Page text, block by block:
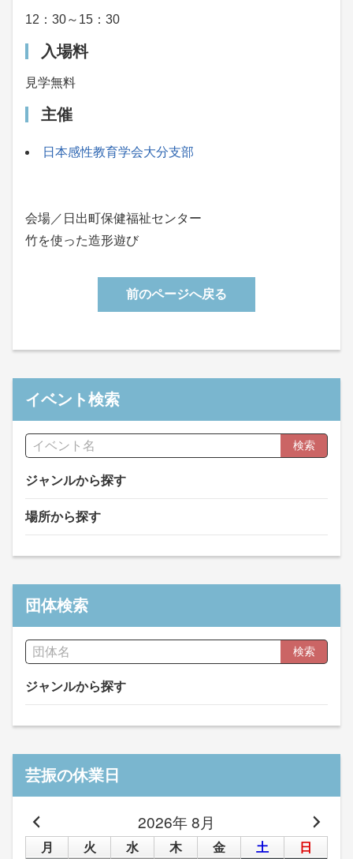
12：30～15：30
入場料
見学無料
主催
日本感性教育学会大分支部
会場／日出町保健福祉センター
竹を使った造形遊び
前のページへ戻る
イベント検索
検索
ジャンルから探す
場所から探す
団体検索
検索
ジャンルから探す
芸振の休業日
2026年 8月
月 火 水 木 金 土
日